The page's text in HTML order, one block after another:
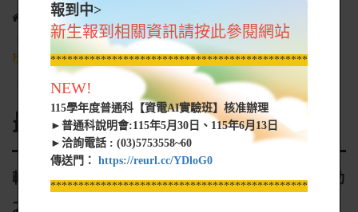
光復新聞
轉知:交通部高速公路局「112年交通安全月」活動之宣導，請貴
校結合主題規劃相關活動及課程
最新消息
轉知:交通部高速公路局「112年交通安全月」活動
之宣導，請貴校結合主題規劃相關活動及課程
報到中>
新生報到相關資訊請按此參閱網站
*****************************************************
NEW!
115學年度普通科【資電AI實驗班】核准辦理
►普通科說明會:115年5月30日、115年6月13日
►洽詢電話 : (03)5753558~60
傳送門： https://reurl.cc/YDloG0
*****************************************************